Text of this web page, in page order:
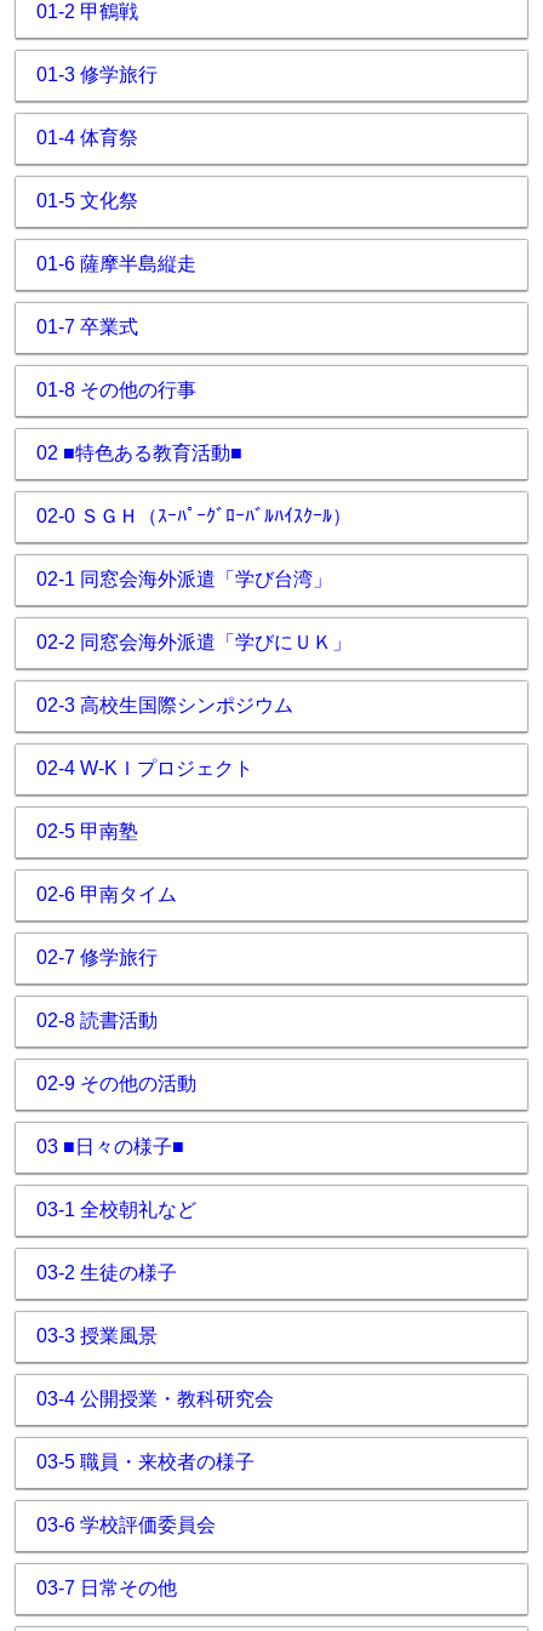
01-2 甲鶴戦
01-3 修学旅行
01-4 体育祭
01-5 文化祭
01-6 薩摩半島縦走
01-7 卒業式
01-8 その他の行事
02 ■特色ある教育活動■
02-0 ＳＧＨ（ｽｰﾊﾟｰｸﾞﾛｰﾊﾞﾙﾊｲｽｸｰﾙ）
02-1 同窓会海外派遣「学び台湾」
02-2 同窓会海外派遣「学びにＵＫ」
02-3 高校生国際シンポジウム
02-4 W-KＩプロジェクト
02-5 甲南塾
02-6 甲南タイム
02-7 修学旅行
02-8 読書活動
02-9 その他の活動
03 ■日々の様子■
03-1 全校朝礼など
03-2 生徒の様子
03-3 授業風景
03-4 公開授業・教科研究会
03-5 職員・来校者の様子
03-6 学校評価委員会
03-7 日常その他